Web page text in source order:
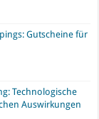
Gutscheine für
Technologische
Auswirkungen